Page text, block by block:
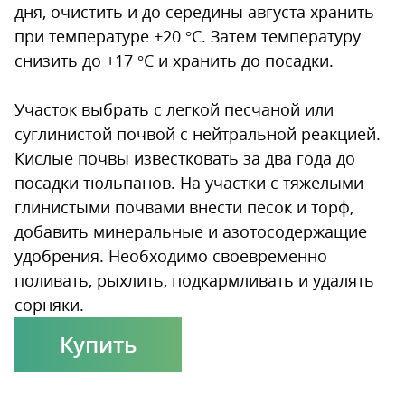
дня, очистить и до середины августа хранить
при температуре +20 °С. Затем температуру
снизить до +17 °С и хранить до посадки.
Участок выбрать с легкой песчаной или
суглинистой почвой с нейтральной реакцией.
Кислые почвы известковать за два года до
посадки тюльпанов. На участки с тяжелыми
глинистыми почвами внести песок и торф,
добавить минеральные и азотосодержащие
удобрения. Необходимо своевременно
поливать, рыхлить, подкармливать и удалять
сорняки.
Купить